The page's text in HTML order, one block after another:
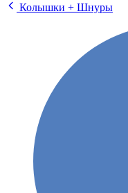
Колышки + Шнуры